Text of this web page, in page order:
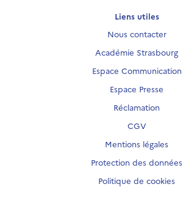
Liens utiles
Nous contacter
Académie Strasbourg
Espace Communication
Espace Presse
Réclamation
CGV
Mentions légales
Protection des données
Politique de cookies